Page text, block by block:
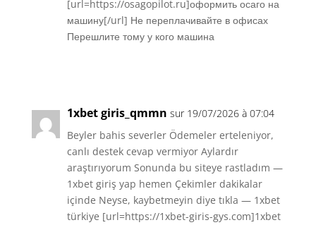
[url=https://osagopilot.ru]оформить осаго на
машину[/url] Не переплачивайте в офисах
Перешлите тому у кого машина
1xbet giris_qmmn sur 19/07/2026 à 07:04
Beyler bahis severler Ödemeler erteleniyor,
canlı destek cevap vermiyor Aylardır
araştırıyorum Sonunda bu siteye rastladım —
1xbet giriş yap hemen Çekimler dakikalar
içinde Neyse, kaybetmeyin diye tıkla — 1xbet
türkiye [url=https://1xbet-giris-gys.com]1xbet